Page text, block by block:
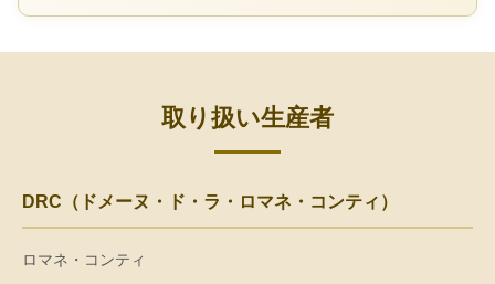
取り扱い生産者
DRC（ドメーヌ・ド・ラ・ロマネ・コンティ）
ロマネ・コンティ